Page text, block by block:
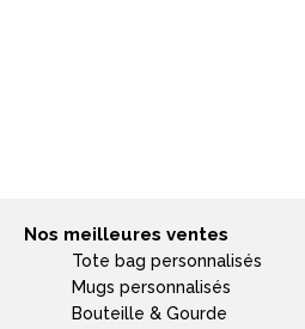
Nos meilleures ventes
Tote bag personnalisés
Mugs personnalisés
Bouteille & Gourde